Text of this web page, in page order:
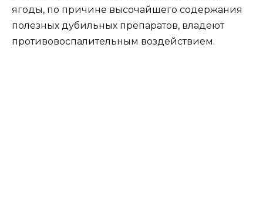
ягоды, по причине высочайшего содержания
полезных дубильных препаратов, владеют
противовоспалительным воздействием.